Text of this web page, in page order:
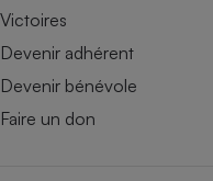
Victoires
Devenir adhérent
Devenir bénévole
Faire un don